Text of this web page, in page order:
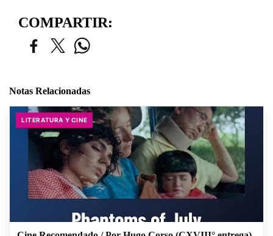
COMPARTIR:
Notas Relacionadas
LITERATURA Y CINE